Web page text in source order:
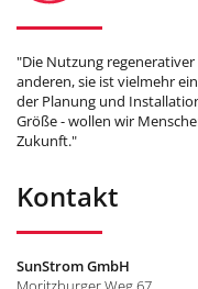
"Die Nutzung
anderen, sie ist vielmehr
der Planung und
Größe - wollen wir
Zukunft."
Kontakt
SunStrom GmbH